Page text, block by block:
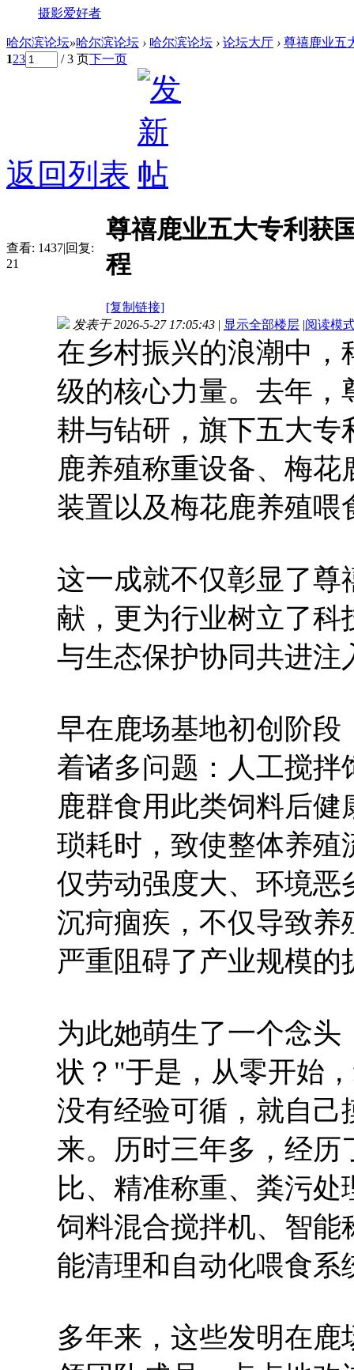
摄影爱好者
哈尔滨论坛»哈尔滨论坛 › 哈尔滨论坛 › 论坛大厅 › 尊禧鹿业五
123 / 3 页下一页
返回列表
查看: 1437|回复:
21
尊禧鹿业五大专利获
程
[复制链接]
发表于 2026-5-27 17:05:43 | 显示全部楼层 |阅读模
在乡村振兴的浪潮中，
级的核心力量。去年，
耕与钻研，旗下五大
鹿养殖称重设备、梅
装置以及梅花鹿养殖
这一成就不仅彰显了尊
献，更为行业树立了
与生态保护协同共进注
早在鹿场基地初创阶段
着诸多问题：人工搅拌
鹿群食用此类饲料后
琐耗时，致使整体养殖
仅劳动强度大、环境
沉疴痼疾，不仅导致养
严重阻碍了产业规模的
为此她萌生了一个念
状？"于是，从零开始
没有经验可循，就自己
来。历时三年多，经
比、精准称重、粪污
饲料混合搅拌机、智能
能清理和自动化喂食系
多年来，这些发明在